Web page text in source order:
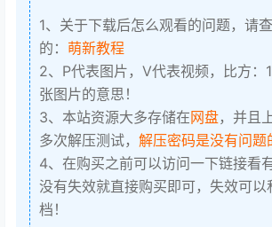
1、关于下载后怎么观看的问题，请
的： 萌新教程
2、P代表图片，V代表视频，比方：
张图片的意思！
3、本站资源大多存储在网盘，并且
多次解压测试， 解压密码是没有问题
4、在购买之前可以访问一下链接看
没有失效就直接购买即可，失效可以
档！